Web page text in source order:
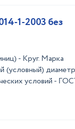
1-2003 без
- Круг. Марка
(условный)
условий -